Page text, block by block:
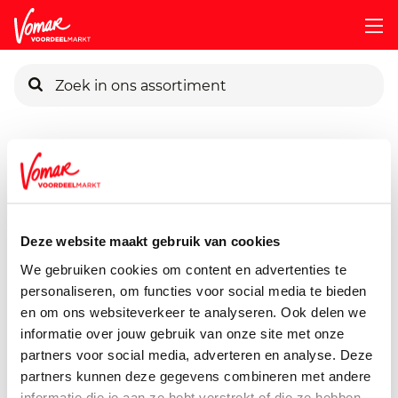
Deze website maakt gebruik van cookies
We gebruiken cookies om content en advertenties te
personaliseren, om functies voor social media te bieden
en om ons websiteverkeer te analyseren. Ook delen we
informatie over jouw gebruik van onze site met onze
partners voor social media, adverteren en analyse. Deze
partners kunnen deze gegevens combineren met andere
Pincode vergeten
Persoonlijk KIK-account
Assortiment
30 gram